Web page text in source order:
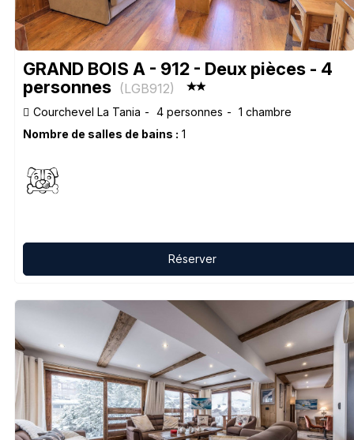
GRAND BOIS A - 912 - Deux pièces - 4
personnes (LGB912)
Courchevel La Tania 4 personnes
1 chambre
Nombre de salles de bains : 1
Réserver